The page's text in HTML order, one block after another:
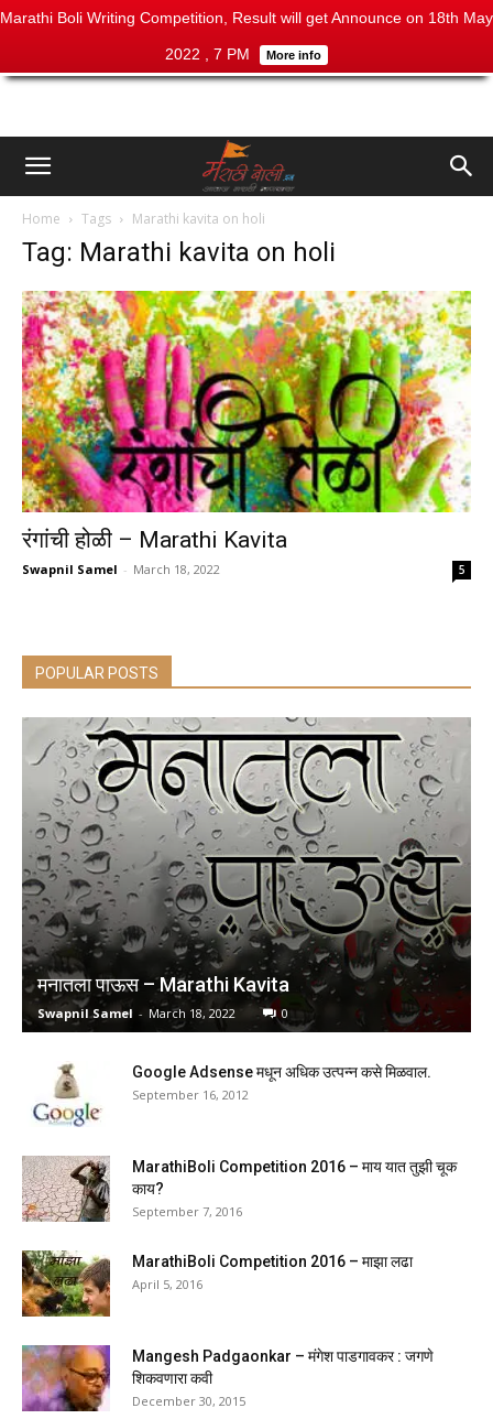
Marathi Boli Writing Competition, Result will get Announce on 18th May
2022 , 7 PM More info
Home Tags Marathi kavita on holi
Tag: Marathi kavita on holi
रंगांची होळी – Marathi Kavita
Swapnil Samel - March 18, 2022 5
POPULAR POSTS
मनातला पाऊस – Marathi Kavita
Swapnil Samel - March 18, 2022 0
Google Adsense मधून अधिक उत्पन्न कसे मिळवाल.
September 16, 2012
MarathiBoli Competition 2016 – माय यात तुझी चूक
काय?
September 7, 2016
MarathiBoli Competition 2016 – माझा लढा
April 5, 2016
Mangesh Padgaonkar – मंगेश पाडगावकर : जगणे
शिकवणारा कवी
December 30, 2015